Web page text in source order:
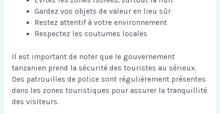
Gardez vos objets de valeur en lieu sûr
Restez attentif à votre environnement
Respectez les coutumes locales
Il est important de noter que le gouvernement
tanzanien prend la sécurité des touristes au sérieux.
Des patrouilles de police sont régulièrement présentes
dans les zones touristiques pour assurer la tranquillité
des visiteurs.